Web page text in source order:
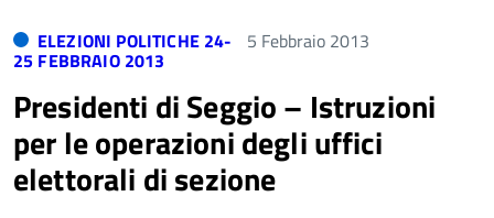
ELEZIONI POLITICHE 24-
25 FEBBRAIO 2013
5 Febbraio 2013
Presidenti di Seggio – Istruzioni
per le operazioni degli uffici
elettorali di sezione